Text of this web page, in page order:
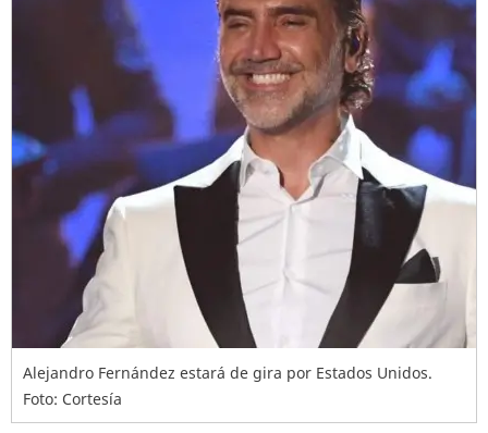
Alejandro Fernández estará de gira por Estados Unidos.
Foto: Cortesía